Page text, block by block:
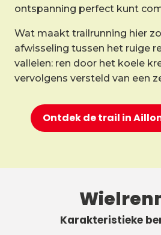
ontspanning perfect kunt
Wat maakt trailrunning hier
afwisseling tussen het ruige
valleien: ren door het koele
vervolgens versteld van een
Ontdek de trail in
Karakteristieke